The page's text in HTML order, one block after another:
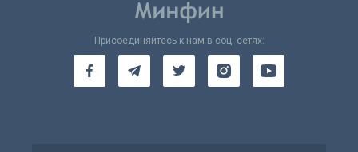
Присоединяйтесь к нам в соц. сетях: